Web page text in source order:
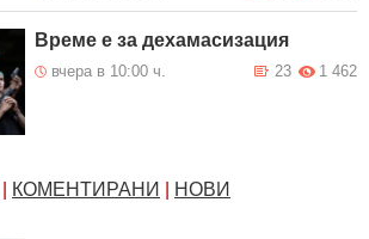
Време е за дехамасизация
вчера в 10:00 ч. 1 462
23
КОМЕНТИРАНИ НОВИ